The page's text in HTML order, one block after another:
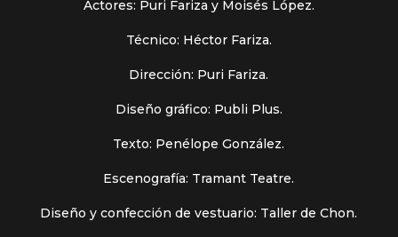
Actores: Puri Fariza y Moisés López.
Técnico: Héctor Fariza.
Dirección: Puri Fariza.
Diseño gráfico: Publi Plus.
Texto: Penélope González.
Escenografía: Tramant Teatre.
Diseño y confección de vestuario: Taller de Chon.